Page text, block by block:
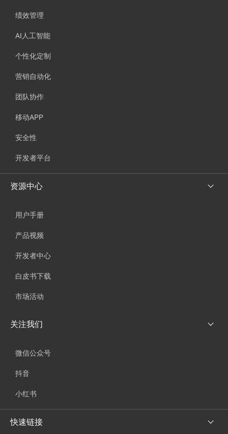
绩效管理
AI人工智能
个性化定制
营销自动化
团队协作
移动APP
安全性
开发者平台
资源中心
用户手册
产品视频
开发者中心
白皮书下载
市场活动
关注我们
微信公众号
抖音
小红书
快速链接